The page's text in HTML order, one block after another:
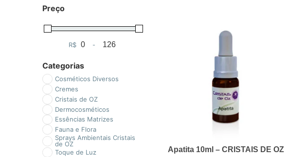
Preço
R$ Minimum Price
-Maximum Price
Categorias
Cosméticos Diversos
Cremes
Cristais de OZ
Dermocosméticos
Essências Matrizes
Fauna e Flora
Sprays Ambientais Cristais
de OZ
Toque de Luz
Apatita 10ml – CRISTAIS DE OZ